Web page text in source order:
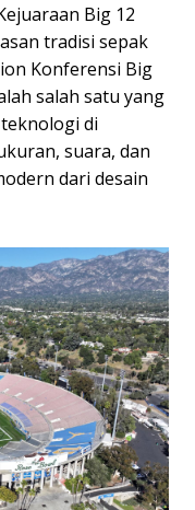
Big 12
tradisi sepak
Konferensi Big
salah satu yang
di
suara, dan
dari desain